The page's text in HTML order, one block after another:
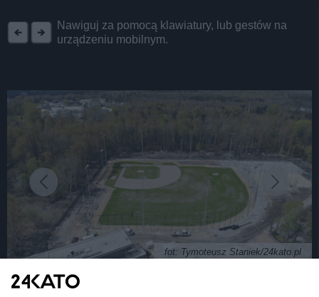
Nawiguj za pomocą klawiatury, lub gestów na
urządzeniu mobilnym.
fot: Tymoteusz Staniek/24kato.pl